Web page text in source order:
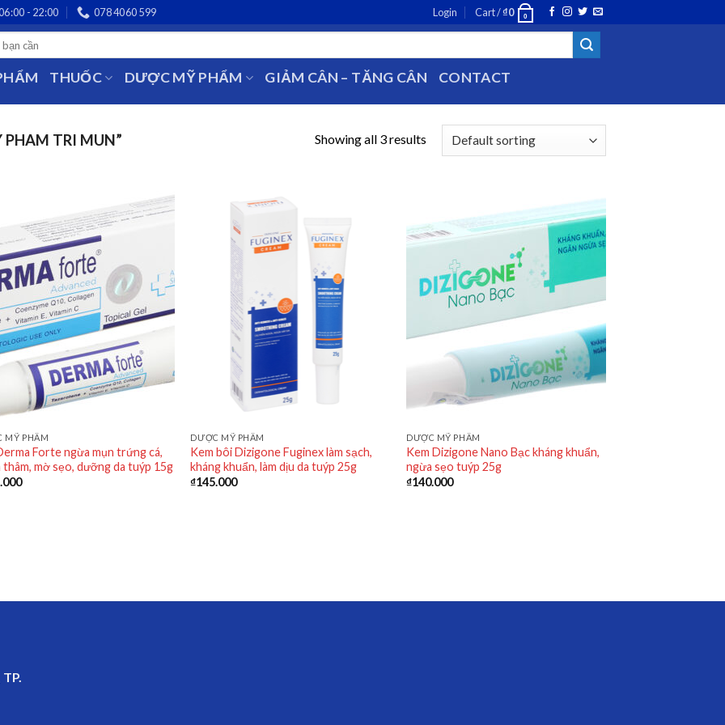
- 22:00 078 4060 599 Login Cart /₫0 0
THUỐC DƯỢC MỸ PHẨM GIẢM CÂN – TĂNG CÂN CONTACT
PHAM TRI MUN” Showing all 3 results
MỸ PHẨM
Forte ngừa mụn trứng cá,
thâm, mờ sẹo, dưỡng da tuýp 15g
DƯỢC MỸ PHẨM
Kem bôi Dizigone Fuginex làm sạch,
kháng khuẩn, làm dịu da tuýp 25g
₫145.000
DƯỢC MỸ PHẨM
Kem Dizigone Nano Bạc kháng khuẩn,
ngừa sẹo tuýp 25g
₫140.000